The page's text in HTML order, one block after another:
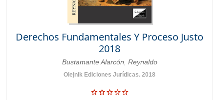
Derechos Fundamentales Y Proceso Justo
2018
Bustamante Alarcón, Reynaldo
Olejnik Ediciones Jurídicas. 2018